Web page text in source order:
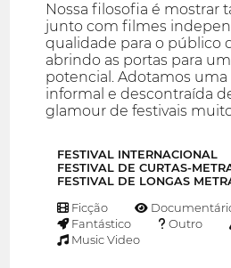
Nossa filosofia é mostrar
junto com filmes
qualidade para o público
abrindo as portas para
potencial. Adotamos
informal e descontraída
glamour de festivais
FESTIVAL INTERNACIONAL
FESTIVAL DE CURTAS-
FESTIVAL DE LONGAS
Ficção
Fantástico
Outro
Music Video